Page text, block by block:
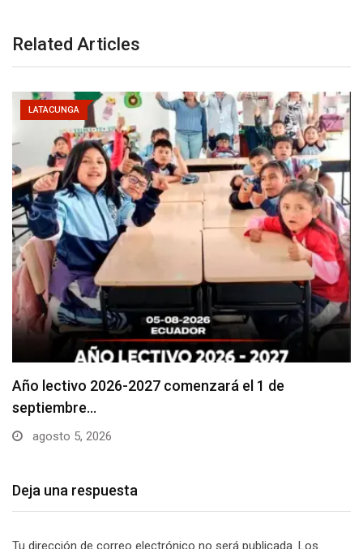
Related Articles
LATACUNGA
Se suspenderá servicio de agua potable en varios…
agosto 5, 2026
Deja una respuesta
Tu dirección de correo electrónico no será publicada. Los